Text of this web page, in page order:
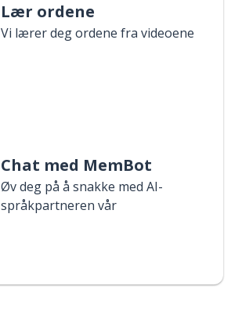
Lær ordene
Vi lærer deg ordene fra videoene
Chat med MemBot
Øv deg på å snakke med AI-
språkpartneren vår